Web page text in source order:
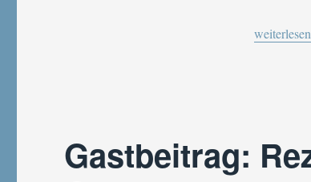
weiterlesen
Gastbeitrag: